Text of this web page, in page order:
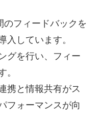
のフィードバックを
入しています。
グを行い、フィー
。
携と情報共有がス
フォーマンスが向